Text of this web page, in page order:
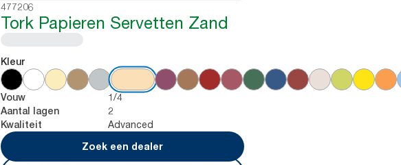
477206
Tork Papieren Servetten Zand
Kleur
Vouw 1/4
Aantal lagen 2
Kwaliteit
Advanced
Zoek een dealer